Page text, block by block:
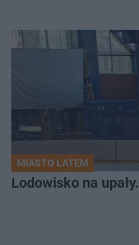
MIASTO LATEM
Lodowisko na